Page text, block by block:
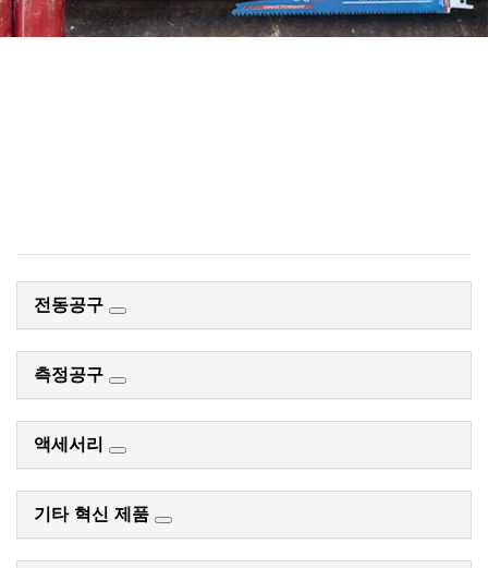
전동공구
측정공구
액세서리
기타 혁신 제품